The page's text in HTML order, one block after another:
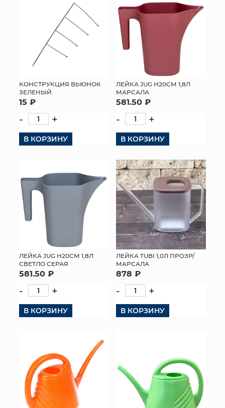
КОНСТРУКЦИЯ ВЬЮНОК
ЗЕЛЕНЫЙ
15 ₽
- +
В КОРЗИНУ
ЛЕЙКА JUG H20СМ 1,8Л
МАРСАЛА
581.50 ₽
- +
В КОРЗИНУ
ЛЕЙКА JUG H20СМ 1,8Л
СВЕТЛО СЕРАЯ
581.50 ₽
- +
В КОРЗИНУ
ЛЕЙКА TUBI 1,0Л ПРОЗР/
МАРСАЛА
878 ₽
- +
В КОРЗИНУ